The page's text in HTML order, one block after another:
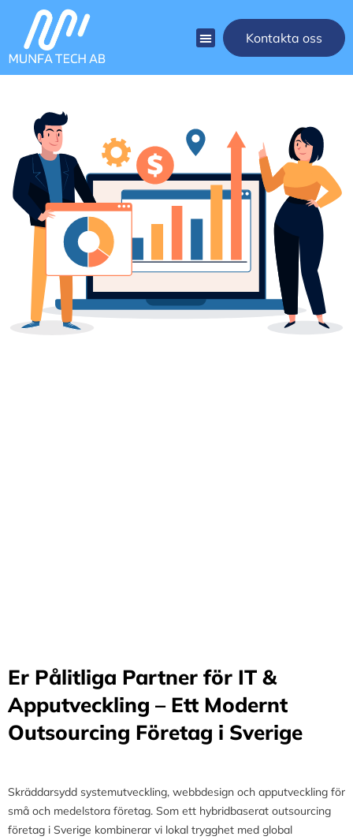
Kontakta oss
Er Pålitliga Partner för IT &
Apputveckling – Ett Modernt
Outsourcing Företag i Sverige
Skräddarsydd systemutveckling, webbdesign och apputveckling för
små och medelstora företag. Som ett hybridbaserat outsourcing
företag i Sverige kombinerar vi lokal trygghet med global